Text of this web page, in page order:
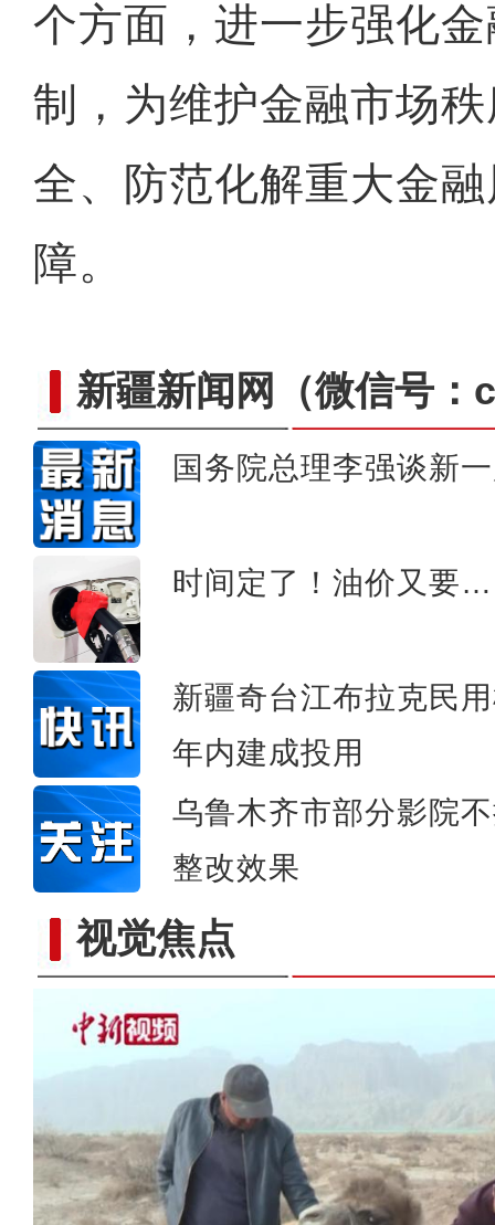
个方面，进一步强化
制，为维护金融市场
全、防范化解重大金
障。
新疆新闻网 （微信号
国务院总理李强谈新
时间定了！油价又要
新疆奇台江布拉克民
年内建成投用
乌鲁木齐市部分影院
整改效果
视觉焦点新疆理工学院：学生分